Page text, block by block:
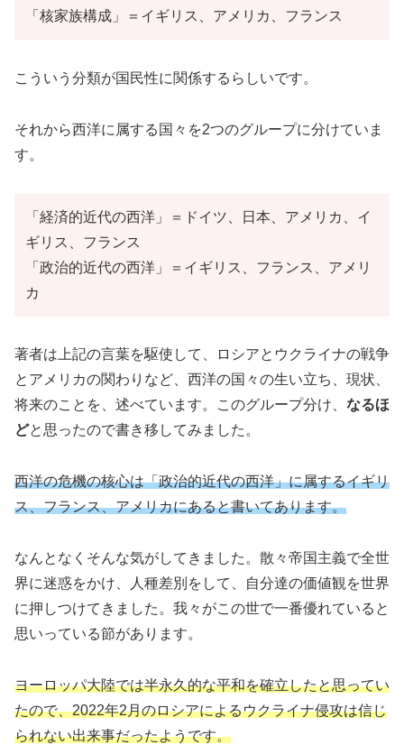
「核家族構成」＝イギリス、アメリカ、フランス
こういう分類が国民性に関係するらしいです。
それから西洋に属する国々を2つのグループに分けていま
す。
「経済的近代の西洋」＝ドイツ、日本、アメリカ、イ
ギリス、フランス
「政治的近代の西洋」＝イギリス、フランス、アメリ
カ
著者は上記の言葉を駆使して、ロシアとウクライナの戦争
とアメリカの関わりなど、西洋の国々の生い立ち、現状、
将来のことを、述べています。このグループ分け、 なるほ
どと思ったので書き移してみました。
西洋の危機の核心は「政治的近代の西洋」に属するイギリ
ス、フランス、アメリカにあると書いてあります。
なんとなくそんな気がしてきました。散々帝国主義で全世
界に迷惑をかけ、人種差別をして、自分達の価値観を世界
に押しつけてきました。我々がこの世で一番優れていると
思いっている節があります。
ヨーロッパ大陸では半永久的な平和を確立したと思ってい
たので、2022年2月のロシアによるウクライナ侵攻は信じ
られない出来事だったようです。